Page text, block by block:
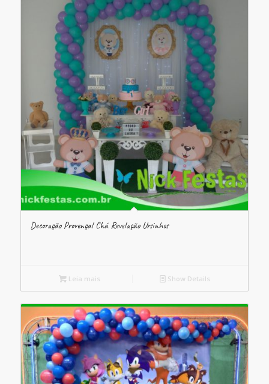
Decoração Provençal Chá Revelação Ursinhos
Leia mais Show Details